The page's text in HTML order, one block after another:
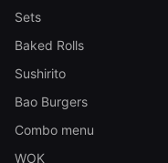
Sets
Baked Rolls
Sushirito
Bao Burgers
Combo menu
WOK